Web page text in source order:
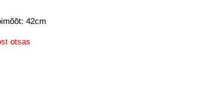
42cm
otsas